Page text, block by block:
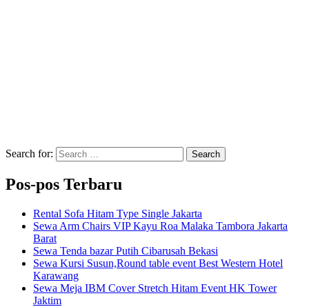
Search for: Search
Pos-pos Terbaru
Rental Sofa Hitam Type Single Jakarta
Sewa Arm Chairs VIP Kayu Roa Malaka Tambora Jakarta
Barat
Sewa Tenda bazar Putih Cibarusah Bekasi
Sewa Kursi Susun,Round table event Best Western Hotel
Karawang
Sewa Meja IBM Cover Stretch Hitam Event HK Tower
Jaktim